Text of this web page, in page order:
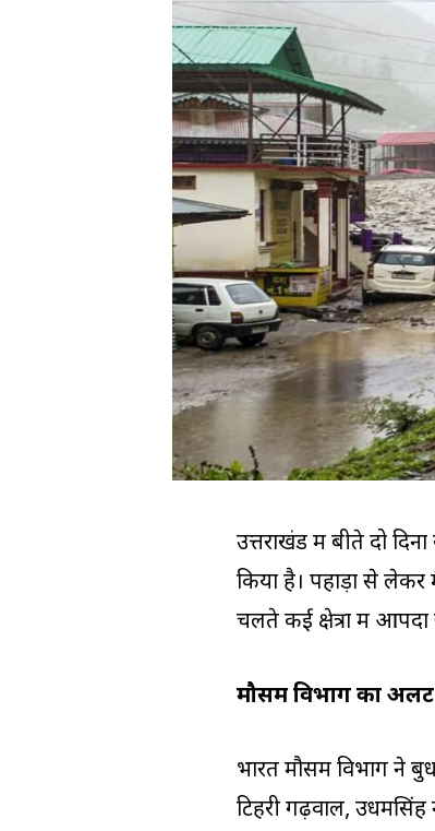
उत्तराखंड में बीते दो
किया है। पहाड़ों से
चलते कई क्षेत्रों में
मौसम विभाग का
भारत मौसम विभाग ने
टिहरी गढ़वाल, उधमसिंह